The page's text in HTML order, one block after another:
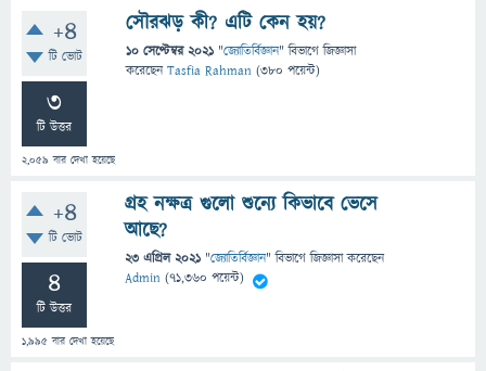
+4
টি ভোট
3
টি উত্তর
2,059 বার দেখা হয়েছে
সৌরঝড় কী? এটি কেন হয়?
10 সেপ্টেম্বর 2021 "জ্যোতির্বিজ্ঞান" বিভাগে জিজ্ঞাসা
করেছেনTasfia Rahman (380 পয়েন্ট)
+4
টি ভোট
4
টি উত্তর
1,995 বার দেখা হয়েছে
গ্রহ নক্ষত্র গুলো শুন্যে কিভাবে ভেসে
আছে?
23 এপ্রিল 2021 "জ্যোতির্বিজ্ঞান" বিভাগে জিজ্ঞাসাকরেছেন
Admin (71,360 পয়েন্ট)